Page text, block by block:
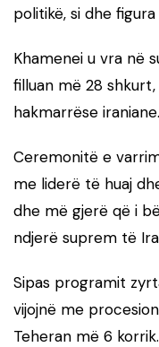
politikë, si dhe
Khamenei u vra në
filluan më 28
hakmarrëse iraniane.
Ceremonitë e
me liderë të huaj
dhe më gjerë që i
ndjerë suprem të
Sipas programit
vijojnë me
Teheran më 6 korrik.